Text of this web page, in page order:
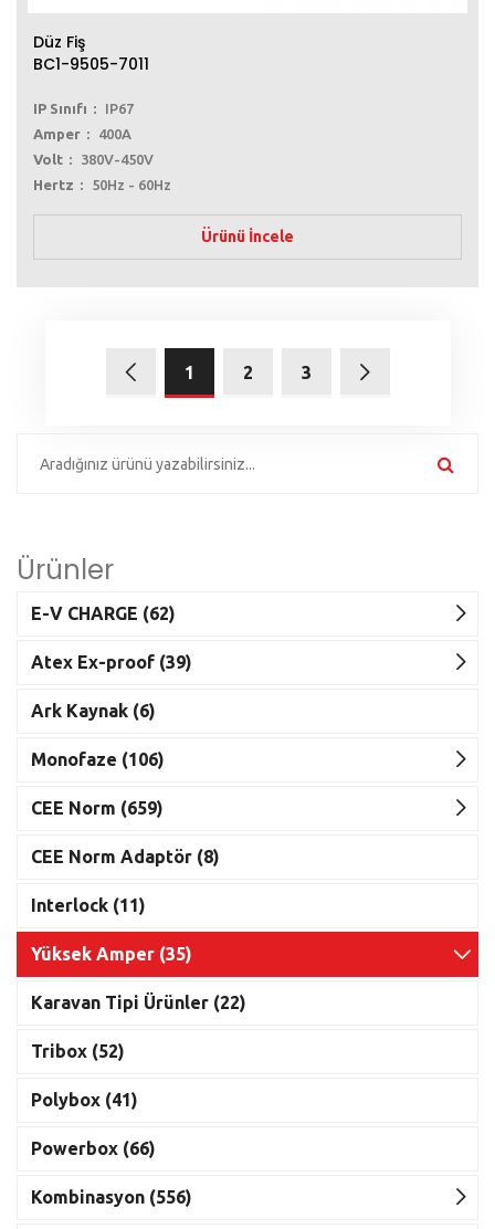
Düz Fiş
BC1-9505-7011
IP Sınıfı
IP67
Amper
400A
Volt
380V-450V
Hertz
50Hz - 60Hz
Ürünü İncele
1 2 3
Ürünler
E-V CHARGE (62)
Atex Ex-proof (39)
Ark Kaynak (6)
Monofaze (106)
CEE Norm (659)
CEE Norm Adaptör (8)
Interlock (11)
Yüksek Amper (35)
Karavan Tipi Ürünler (22)
Tribox (52)
Polybox (41)
Powerbox (66)
Kombinasyon (556)